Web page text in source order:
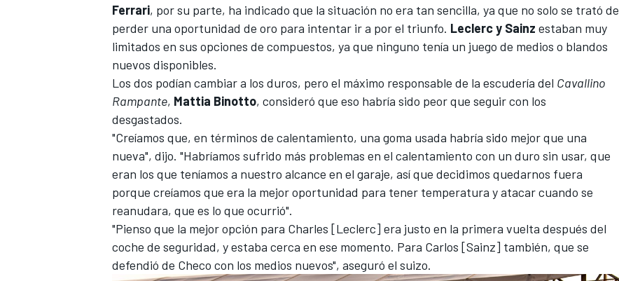
MÁS CATEGORÍAS
Ferrari, por su parte, ha indicado que la situación no era tan sencilla, ya que no solo se trató de
perder una oportunidad de oro para intentar ir a por el triunfo. Leclerc y Sainz estaban muy
limitados en sus opciones de compuestos, ya que ninguno tenía un juego de medios o blandos
nuevos disponibles.
Los dos podían cambiar a los duros, pero el máximo responsable de la escudería del Cavallino
Rampante, Mattia Binotto, consideró que eso habría sido peor que seguir con los
desgastados.
"Creíamos que, en términos de calentamiento, una goma usada habría sido mejor que una
nueva", dijo. "Habríamos sufrido más problemas en el calentamiento con un duro sin usar, que
eran los que teníamos a nuestro alcance en el garaje, así que decidimos quedarnos fuera
porque creíamos que era la mejor oportunidad para tener temperatura y atacar cuando se
reanudara, que es lo que ocurrió".
"Pienso que la mejor opción para Charles [Leclerc] era justo en la primera vuelta después del
coche de seguridad, y estaba cerca en ese momento. Para Carlos [Sainz] también, que se
defendió de Checo con los medios nuevos", aseguró el suizo.